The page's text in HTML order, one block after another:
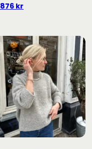
876 kr